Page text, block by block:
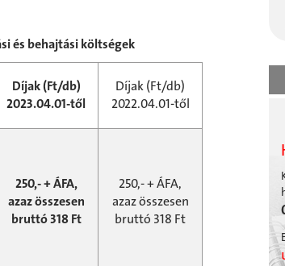
és behajtási költségek
Díjak (Ft/db)
2023.04.01-től
Díjak (Ft/db)
2022.04.01-től
250,- + ÁFA,
azaz összesen
bruttó 318 Ft
250,- + ÁFA,
azaz összesen
bruttó 318 Ft